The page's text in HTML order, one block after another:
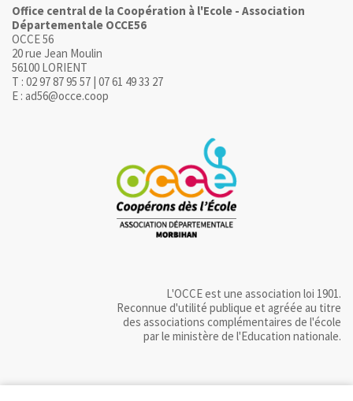
Office central de la Coopération à l'Ecole - Association
Départementale OCCE56
OCCE 56
20 rue Jean Moulin
56100 LORIENT
T : 02 97 87 95 57 | 07 61 49 33 27
E : ad56@occe.coop
L'OCCE est une association loi 1901.
Reconnue d'utilité publique et agréée au titre
des associations complémentaires de l'école
par le ministère de l'Education nationale.